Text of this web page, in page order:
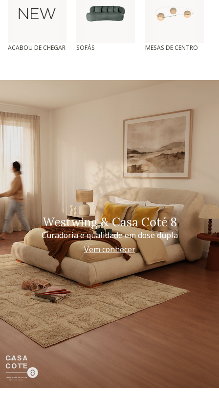
ACABOU DE CHEGAR SOFÁS MESAS DE CENTRO
Westwing & Casa Coté 8
Curadoria e qualidade em dose dupla
Vem conhecer